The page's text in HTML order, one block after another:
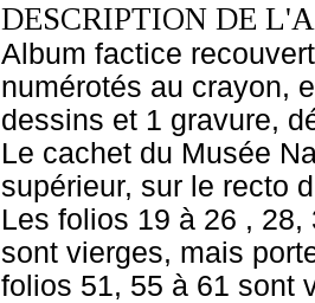
DESCRIPTION DE
Album factice
numérotés au crayon,
dessins et 1 gravure,
Le cachet du Musée
supérieur, sur le recto
Les folios 19 à 26 ,
sont vierges, mais
folios 51, 55 à 61 sont